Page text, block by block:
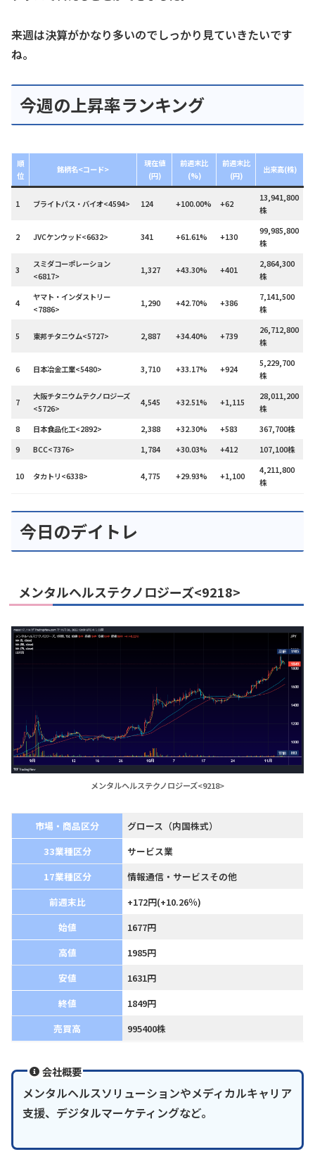
来週は決算がかなり多いのでしっかり見ていきたいです
ね。
今週の上昇率ランキング
順
位
銘柄名<コード>
現在値
(円)
前週末比
(%)
前週末比
(円)
出来高(株)
1 ブライトパス・バイオ<4594> 124 +100.00% +62
13,941,800
株
2 JVCケンウッド<6632> 341 +61.61% +130
99,985,800
株
3
スミダコーポレーション
<6817>
1,327 +43.30% +401
2,864,300
株
4
ヤマト・インダストリー
<7886>
1,290 +42.70% +386
7,141,500
株
5 東邦チタニウム<5727> 2,887 +34.40% +739
26,712,800
株
6 日本冶金工業<5480> 3,710 +33.17% +924
5,229,700
株
7
大阪チタニウムテクノロジーズ
<5726>
4,545 +32.51% +1,115
28,011,200
株
8
日本食品化工<2892> 2,388 +32.30% +583
367,700株
9
BCC<7376> 1,784 +30.03% +412 107,100株
10 タカトリ<6338> 4,775 +29.93% +1,100
4,211,800
株
今日のデイトレ
メンタルヘルステクノロジーズ<9218>
メンタルヘルステクノロジーズ<9218>
市場・商品区分
グロース（内国株式）
33業種区分
サービス業
17業種区分
情報通信・サービスその他
前週末比
+172円(+10.26％)
始値
1677円
高値
1985円
安値
1631円
終値
1849円
売買高
995400株
会社概要
メンタルヘルスソリューションやメディカルキャリア
支援、デジタルマーケティングなど。